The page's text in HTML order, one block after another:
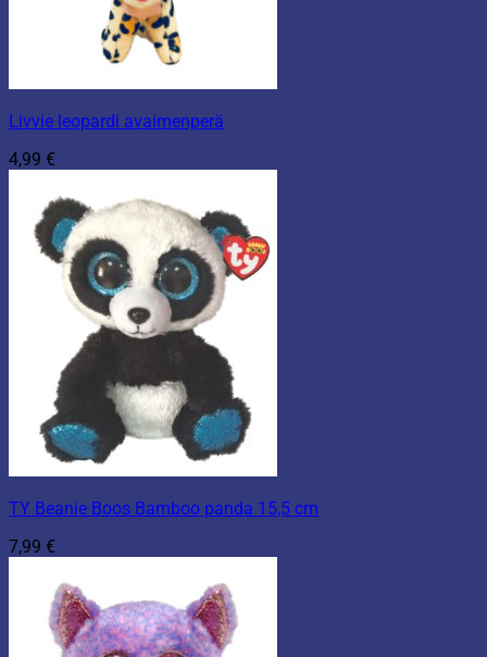
Livvie leopardi avaimenperä
4,99 €
TY Beanie Boos Bamboo panda 15,5 cm
7,99 €